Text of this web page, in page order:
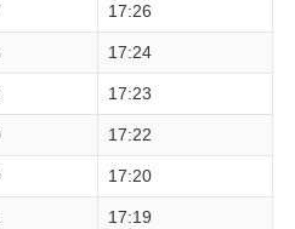
17:26
17:24
17:23
17:22
17:20
17:19